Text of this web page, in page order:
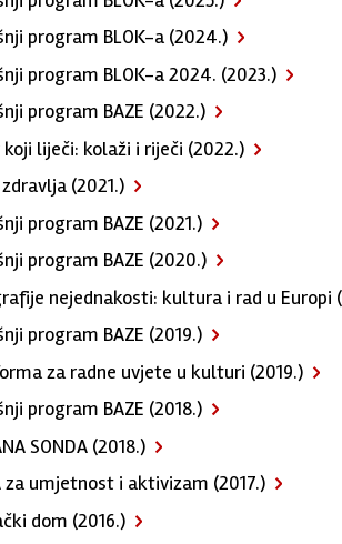
program BLOK-a (2024.)
program BLOK-a 2024. (2023.)
program BAZE (2022.)
koji liječi: kolaži i riječi (2022.)
(2021.)
program BAZE (2021.)
program BAZE (2020.)
nejednakosti: kultura i rad u Europi
program BAZE (2019.)
za radne uvjete u kulturi (2019.)
program BAZE (2018.)
SONDA (2018.)
za umjetnost i aktivizam (2017.)
dom (2016.)